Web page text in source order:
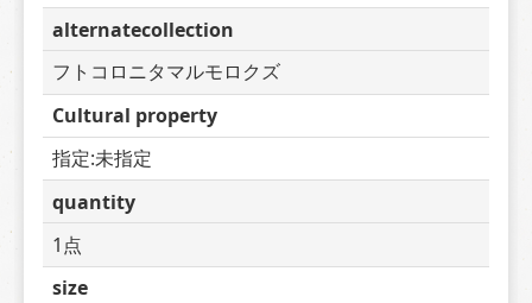
alternatecollection
フトコロニタマルモロクズ
Cultural property
指定:未指定
quantity
1点
size